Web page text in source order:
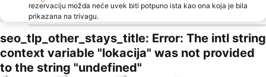
rezervaciju možda neće uvek biti potpuno ista kao ona koja je bila
prikazana na trivagu.
seo_tlp_other_stays_title: Error: The intl string
context variable "lokacija" was not provided
to the string "undefined"